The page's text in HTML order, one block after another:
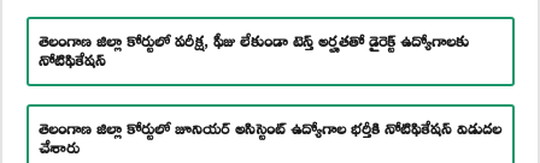
తెలంగాణ జిల్లా కోర్టులో పరీక్ష, ఫీజు లేకుండా టెన్త్ అర్హతతో డైరెక్ట్ ఉద్యోగాలకు
నోటిఫికేషన్
తెలంగాణ జిల్లా కోర్టులో జూనియర్ అసిస్టెంట్ ఉద్యోగాల భర్తీకి నోటిఫికేషన్ విడుదల
చేశారు